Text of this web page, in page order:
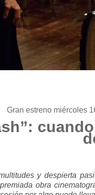
Gran estreno miércoles
y despierta
obra